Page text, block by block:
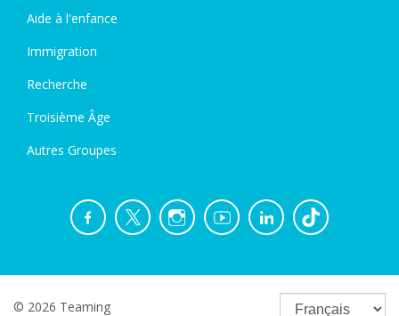
Aide à l'enfance
Immigration
Recherche
Troisième Âge
Autres Groupes
© 2026 Teaming